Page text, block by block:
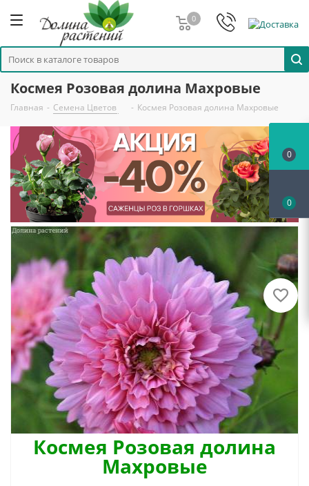
0
Космея Розовая долина Махровые
Главная - Семена Цветов - Космея Розовая долина Махровые
Космея Розовая долина
Махровые
0
0